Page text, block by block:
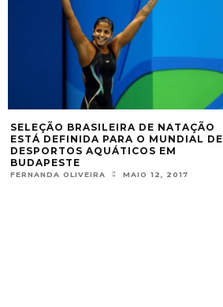
SELEÇÃO BRASILEIRA DE NATAÇÃO
ESTÁ DEFINIDA PARA O MUNDIAL DE
DESPORTOS AQUÁTICOS EM
BUDAPESTE
FERNANDA OLIVEIRA MAIO 12, 2017